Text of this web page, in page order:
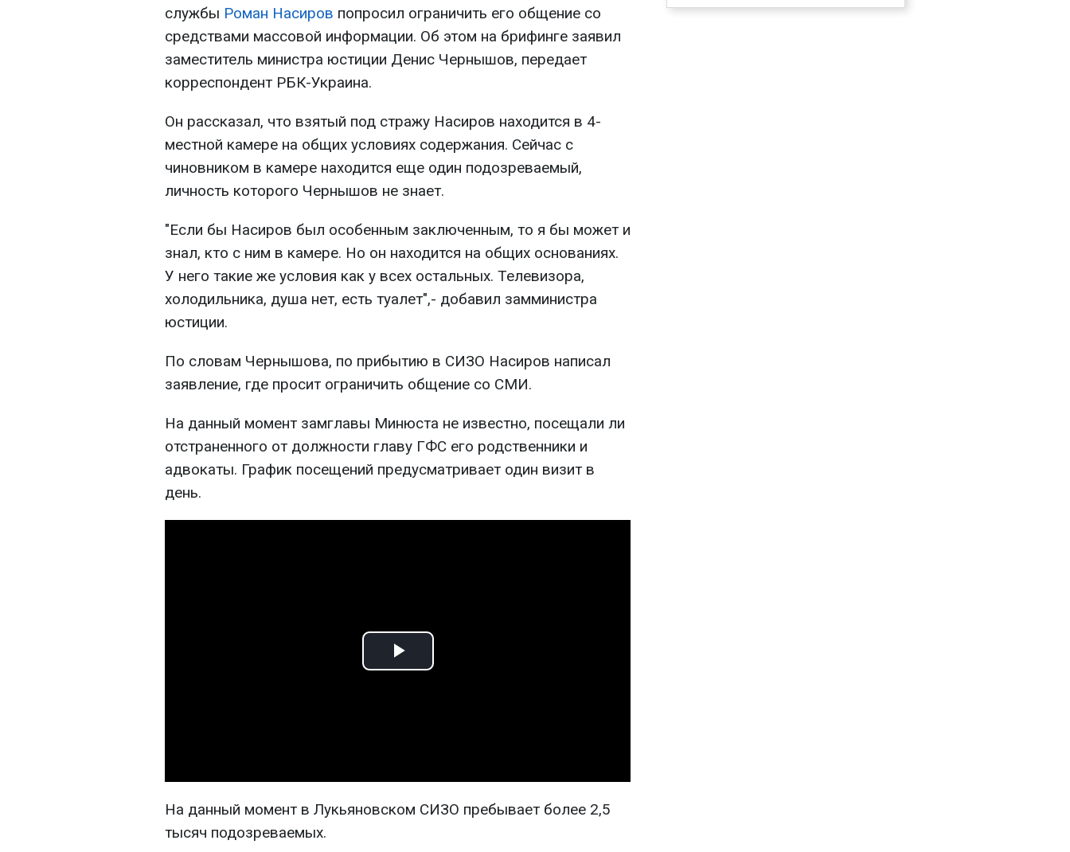
службы Роман Насиров попросил ограничить его общение со
средствами массовой информации. Об этом на брифинге заявил
заместитель министра юстиции Денис Чернышов, передает
корреспондент РБК-Украина.
Он рассказал, что взятый под стражу Насиров находится в 4-
местной камере на общих условиях содержания. Сейчас с
чиновником в камере находится еще один подозреваемый,
личность которого Чернышов не знает.
"Если бы Насиров был особенным заключенным, то я бы может и
знал, кто с ним в камере. Но он находится на общих основаниях.
У него такие же условия как у всех остальных. Телевизора,
холодильника, душа нет, есть туалет",- добавил замминистра
юстиции.
По словам Чернышова, по прибытию в СИЗО Насиров написал
заявление, где просит ограничить общение со СМИ.
На данный момент замглавы Минюста не известно, посещали ли
отстраненного от должности главу ГФС его родственники и
адвокаты. График посещений предусматривает один визит в
день.
Play
На данный момент в Лукьяновском СИЗО пребывает более 2,5
тысяч подозреваемых.